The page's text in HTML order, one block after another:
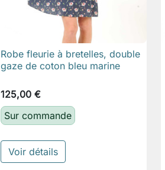
 Aperçu rapide
Robe fleurie à bretelles, double
gaze de coton bleu marine
125,00 €
Sur commande
Voir détails